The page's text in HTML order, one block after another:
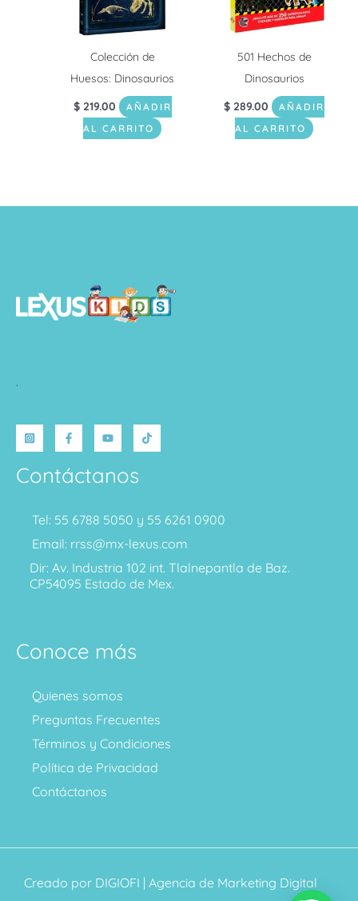
Colección de
Huesos: Dinosaurios
$219.00
AÑADIR
AL CARRITO
501 Hechos de
Dinosaurios
$ 289.00
AÑADIR
AL CARRITO
.
Contáctanos
Tel: 55 6788 5050 y 55 6261 0900
Email: rrss@mx-lexus.com
Dir: Av. Industria 102 int. Tlalnepantla de Baz.
CP54095 Estado de Mex.
Conoce más
Quienes somos
Preguntas Frecuentes
Términos y Condiciones
Política de Privacidad
Contáctanos
Creado por DIGIOFI | Agencia de Marketing Digital